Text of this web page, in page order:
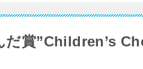
だ賞”Children’s